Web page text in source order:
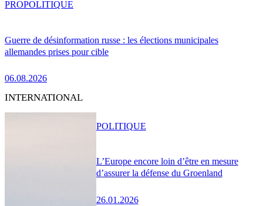
Guerre de désinformation russe : les élections municipales
allemandes prises pour cible
06.08.2026
PROPOLITIQUE
INTERNATIONAL
L’Europe encore loin d’être en mesure
d’assurer la défense du Groenland
26.01.2026
POLITIQUE